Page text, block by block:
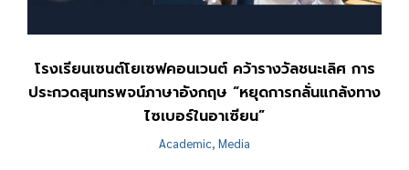
โรงเรียนเซนต์โยเซฟคอนเวนต์ คว้ารางวัลชนะเลิศ การ
ประกวดสุนทรพจน์ภาษาอังกฤษ “หยุดการกลั่นแกล้งทาง
ไซเบอร์ในอาเซียน”
Academic, Media